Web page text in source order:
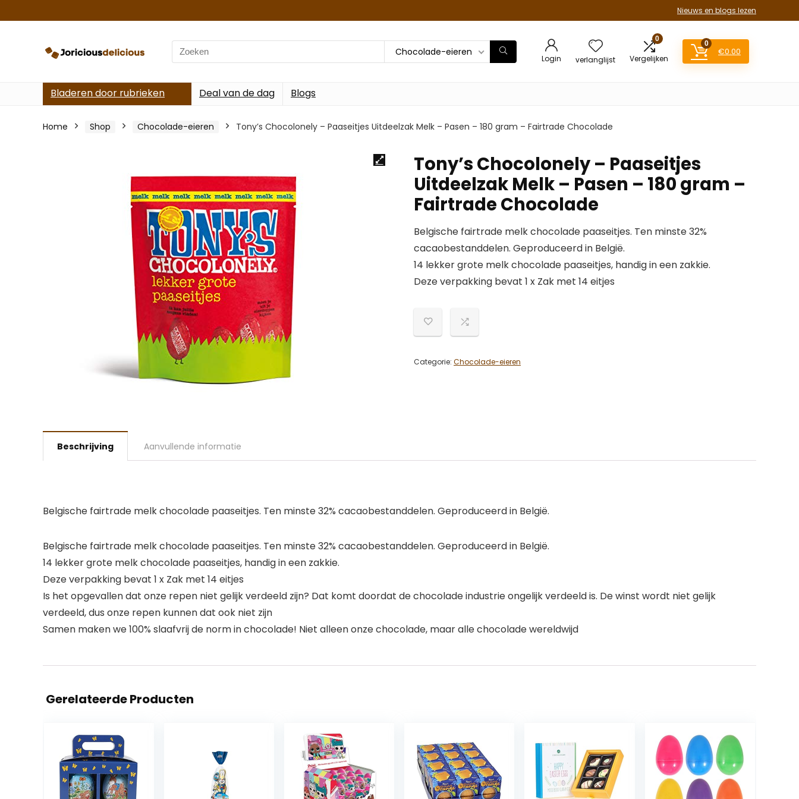
Nieuws en blogs lezen
Search
for:
Chocolade-eieren
Login verlanglijst
0
Vergelijken
0
€0.00
Bladeren door rubrieken Deal van de dag Blogs
Home Shop Chocolade-eieren Tony’s Chocolonely – Paaseitjes Uitdeelzak Melk – Pasen – 180 gram – Fairtrade Chocolade
Tony’s Chocolonely – Paaseitjes
Uitdeelzak Melk – Pasen – 180 gram –
Fairtrade Chocolade
Belgische fairtrade melk chocolade paaseitjes. Ten minste 32%
cacaobestanddelen. Geproduceerd in België.
14 lekker grote melk chocolade paaseitjes, handig in een zakkie.
Deze verpakking bevat 1 x Zak met 14 eitjes
Categorie: Chocolade-eieren
Beschrijving Aanvullende informatie
Belgische fairtrade melk chocolade paaseitjes. Ten minste 32% cacaobestanddelen. Geproduceerd in België.
Belgische fairtrade melk chocolade paaseitjes. Ten minste 32% cacaobestanddelen. Geproduceerd in België.
14 lekker grote melk chocolade paaseitjes, handig in een zakkie.
Deze verpakking bevat 1 x Zak met 14 eitjes
Is het opgevallen dat onze repen niet gelijk verdeeld zijn? Dat komt doordat de chocolade industrie ongelijk verdeeld is. De winst wordt niet gelijk
verdeeld, dus onze repen kunnen dat ook niet zijn
Samen maken we 100% slaafvrij de norm in chocolade! Niet alleen onze chocolade, maar alle chocolade wereldwijd
Gerelateerde Producten